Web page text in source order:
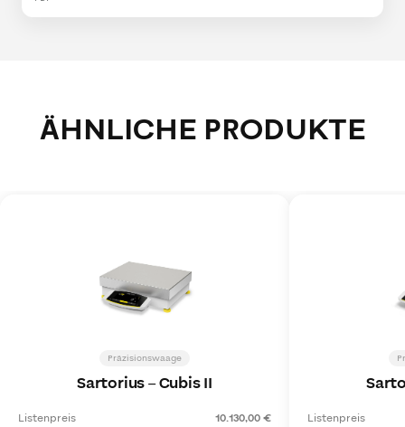
ÄHNLICHE PRODUKTE
Präzisionswaage
Sartorius–Cubis II
Listenpreis
10.130,00 €
Listenpreis